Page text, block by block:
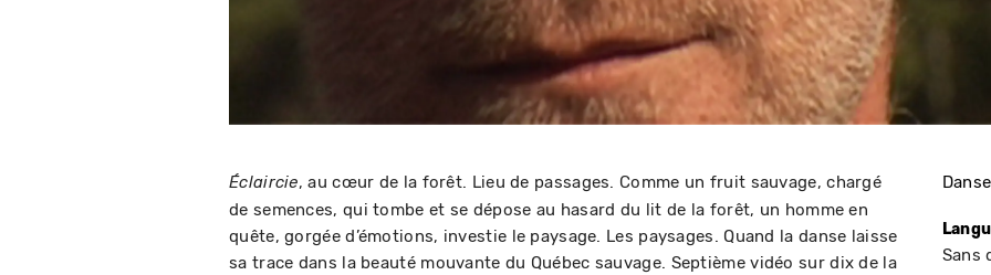
Éclaircie, au cœur de la forêt. Lieu de passages. Comme un fruit sauvage, chargé
de semences, qui tombe et se dépose au hasard du lit de la forêt, un homme en
quête, gorgée d’émotions, investie le paysage. Les paysages. Quand la danse laisse
sa trace dans la beauté mouvante du Québec sauvage. Septième vidéo sur dix de la
Danse
Sans